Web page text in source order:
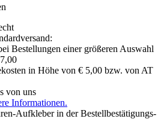
Bestellungen einer größeren Auswahl
in Höhe von € 5,00 bzw. von AT
von uns
Informationen.
Aufkleber in der Bestellbestätigungs-